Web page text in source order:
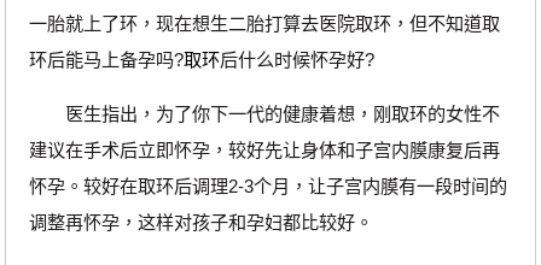
一胎就上了环，现在想生二胎打算去医院取环，但不知道取
环后能马上备孕吗?取环后什么时候怀孕好?
医生指出，为了你下一代的健康着想，刚取环的女性不
建议在手术后立即怀孕，较好先让身体和子宫内膜康复后再
怀孕。较好在取环后调理2-3个月，让子宫内膜有一段时间的
调整再怀孕，这样对孩子和孕妇都比较好。